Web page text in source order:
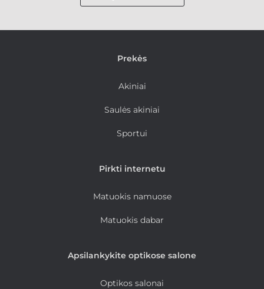
Prekės
Akiniai
Saulės akiniai
Sportui
Pirkti internetu
Matuokis namuose
Matuokis dabar
Apsilankykite optikose salone
Optikos salonai